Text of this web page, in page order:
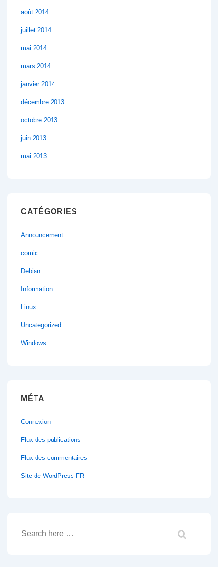
août 2014
juillet 2014
mai 2014
mars 2014
janvier 2014
décembre 2013
octobre 2013
juin 2013
mai 2013
CATÉGORIES
Announcement
comic
Debian
Information
Linux
Uncategorized
Windows
MÉTA
Connexion
Flux des publications
Flux des commentaires
Site de WordPress-FR
Recherche
pour: